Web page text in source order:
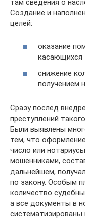
там сведения о
Создание и
целей:
оказание
касающихся
снижение
получением
Сразу послед
преступлений
Были выявлены
тем, что
число или
мошенниками,
дальнейшем,
по закону. Особым
количество
а все документы в
систематизированы